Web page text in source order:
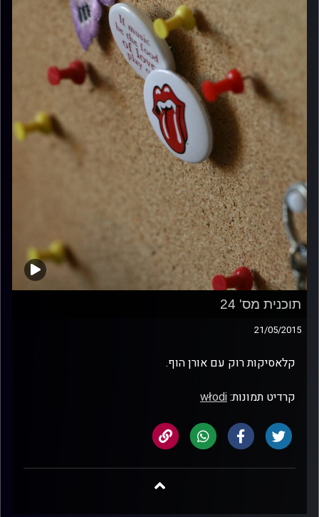
תוכנית מס' 24
21/05/2015
קלאסיקות רוק עם אורן הוף.
קרדיט תמונות:włodi